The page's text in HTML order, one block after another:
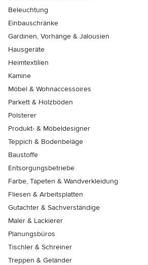
Beleuchtung
Einbauschränke
Gardinen, Vorhänge & Jalousien
Hausgeräte
Heimtextilien
Kamine
Möbel & Wohnaccessoires
Parkett & Holzböden
Polsterer
Produkt- & Möbeldesigner
Teppich & Bodenbeläge
Baustoffe
Entsorgungsbetriebe
Farbe, Tapeten & Wandverkleidung
Fliesen & Arbeitsplatten
Gutachter & Sachverständige
Maler & Lackierer
Planungsbüros
Tischler & Schreiner
Treppen & Geländer